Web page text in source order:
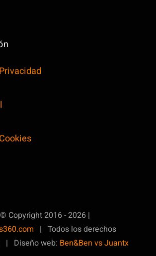
© Copyright 2016 - 2026 |
| Todos los derechos
| Diseño web: Ben&Ben vs Juantx